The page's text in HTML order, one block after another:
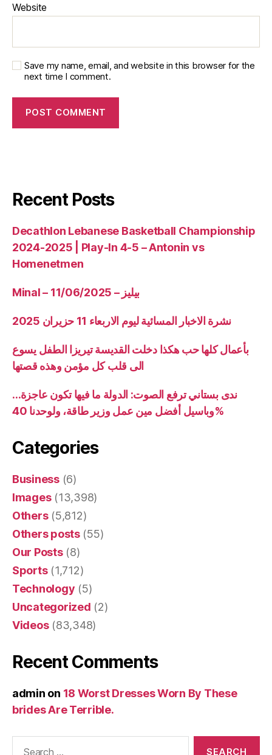
Website
Save my name, email, and website in this browser for the
next time I comment.
Recent Posts
Decathlon Lebanese Basketball Championship
2024-2025 | Play-In 4-5 – Antonin vs
Homenetmen
Minal – 11/06/2025 – بيليز
نشرة الاخبار المسائية ليوم الاربعاء 11 حزيران 2025
بأعمال كلها حب هكذا دخلت القديسة تيريزا الطفل يسوع
الى قلب كل مؤمن وهذه قصتها
ندى بستاني ترفع الصوت: الدولة ما فيها تكون عاجزة…
وباسيل أفضل مين عمل وزير طاقة، ولوحدنا 40%
Categories
Business(6)
Images(13,398)
Others(5,812)
Others posts(55)
Our Posts(8)
Sports(1,712)
Technology (5)
Uncategorized (2)
Videos(83,348)
Recent Comments
admin on 18 Worst Dresses Worn By These
brides Are Terrible.